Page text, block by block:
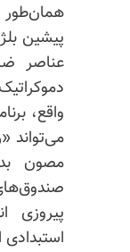
پیشین
عناصر
می‌تواند
مصون
پیروزی